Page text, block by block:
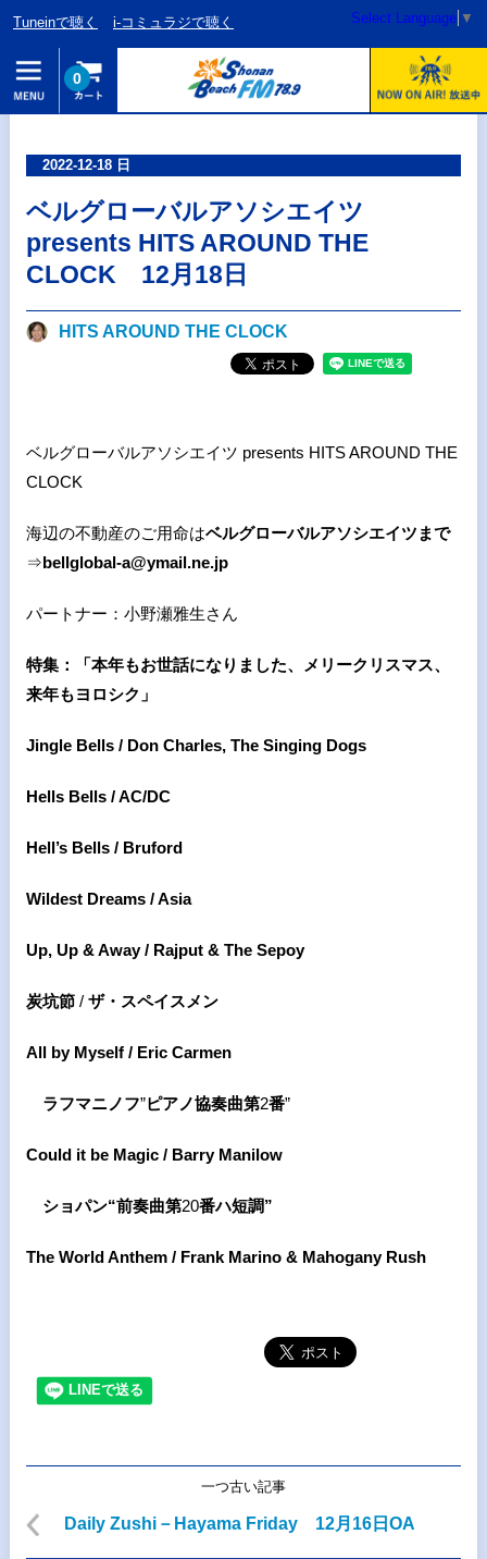
Tuneinで聴く i-コミュラジで聴く Select Language ▼
0
2022-12-18 日
ベルグローバルアソシエイツ
presents HITS AROUND THE
CLOCK 12月18日
HITS AROUND THE CLOCK
ベルグローバルアソシエイツ presents HITS AROUND THE
CLOCK
海辺の不動産のご用命はベルグローバルアソシエイツまで
⇒bellglobal-a@ymail.ne.jp
パートナー：小野瀬雅生さん
特集：「本年もお世話になりました、メリークリスマス、
来年もヨロシク」
Jingle Bells / Don Charles, The Singing Dogs
Hells Bells / AC/DC
Hell’s Bells / Bruford
Wildest Dreams / Asia
Up, Up & Away / Rajput & The Sepoy
炭坑節/ ザ・スペイスメン
All by Myself / Eric Carmen
ラフマニノフ”ピアノ協奏曲第2番”
Could it be Magic / Barry Manilow
ショパン“前奏曲第20番ハ短調”
The World Anthem / Frank Marino & Mahogany Rush
一つ古い記事
Daily Zushi－Hayama Friday 12月16日OA